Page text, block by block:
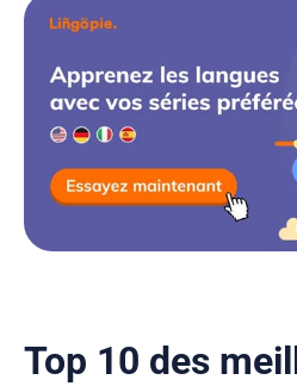
Top 10 des